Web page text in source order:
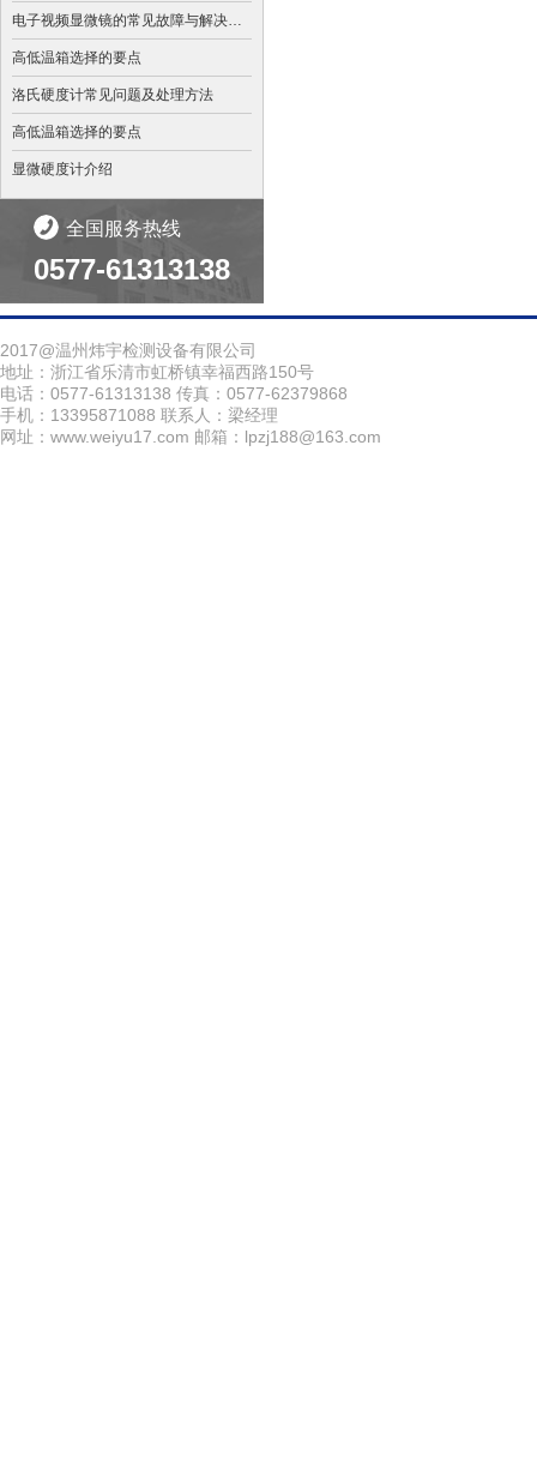
电子视频显微镜的常见故障与解决办法
高低温箱选择的要点
洛氏硬度计常见问题及处理方法
高低温箱选择的要点
显微硬度计介绍
全国服务热线
0577-61313138
2017@温州炜宇检测设备有限公司
地址：浙江省乐清市虹桥镇幸福西路150号
电话：0577-61313138 传真：0577-62379868
手机：13395871088 联系人：梁经理
网址：www.weiyu17.com 邮箱：lpzj188@163.com